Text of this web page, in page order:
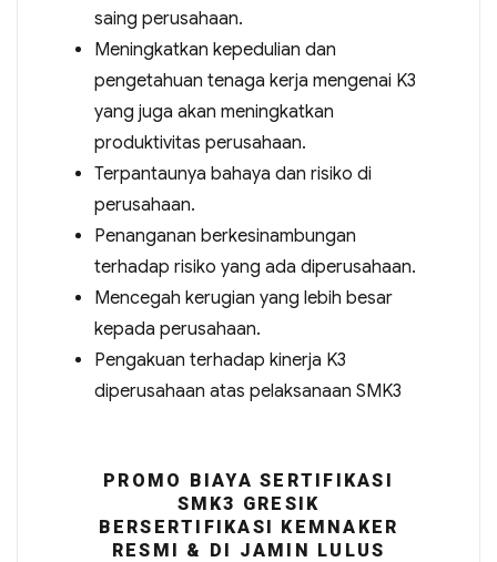
saing perusahaan.
Meningkatkan kepedulian dan
pengetahuan tenaga kerja mengenai K3
yang juga akan meningkatkan
produktivitas perusahaan.
Terpantaunya bahaya dan risiko di
perusahaan.
Penanganan berkesinambungan
terhadap risiko yang ada diperusahaan.
Mencegah kerugian yang lebih besar
kepada perusahaan.
Pengakuan terhadap kinerja K3
diperusahaan atas pelaksanaan SMK3
PROMO BIAYA SERTIFIKASI
SMK3 GRESIK
BERSERTIFIKASI KEMNAKER
RESMI & DI JAMIN LULUS